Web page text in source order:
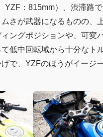
YZF：815mm）、渋滞路
さが武器になるものの、
ングポジションや、可変
低中回転域から十分なト
で、YZFのほうがイージ